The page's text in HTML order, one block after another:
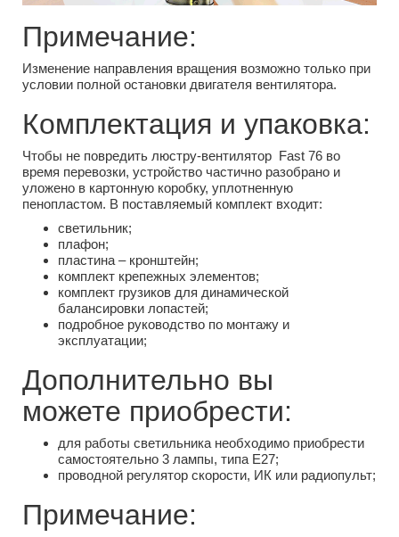
Примечание:
Изменение направления вращения возможно только при
условии полной остановки двигателя вентилятора.
Комплектация и упаковка:
Чтобы не повредить люстру-вентилятор Fast 76 во
время перевозки, устройство частично разобрано и
уложено в картонную коробку, уплотненную
пенопластом. В поставляемый комплект входит:
светильник;
плафон;
пластина – кронштейн;
комплект крепежных элементов;
комплект грузиков для динамической
балансировки лопастей;
подробное руководство по монтажу и
эксплуатации;
Дополнительно вы
можете приобрести:
для работы светильника необходимо приобрести
самостоятельно 3 лампы, типа Е27;
проводной регулятор скорости, ИК или радиопульт;
Примечание: